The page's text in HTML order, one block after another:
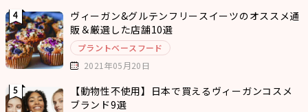
ヴィーガン&グルテンフリースイーツのオススメ通
販＆厳選した店舗10選
プラントベースフード
2021年05月20日
【動物性不使用】日本で買えるヴィーガンコスメ
ブランド9選